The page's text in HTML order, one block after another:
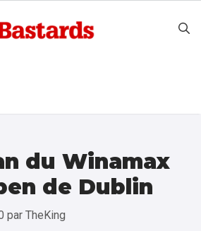
du Winamax
de Dublin
par TheKing